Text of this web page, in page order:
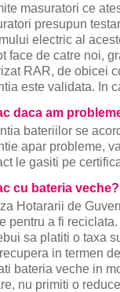
masuratori ce
presupun
electric al
face de catre noi,
RAR, de obicei
este validata. In
daca am
bateriilor se
apar probleme,
le gasiti pe
cu bateria
Hotararii de
pentru a fi
sa platiti o taxa
in termen
bateria veche in
nu primiti o